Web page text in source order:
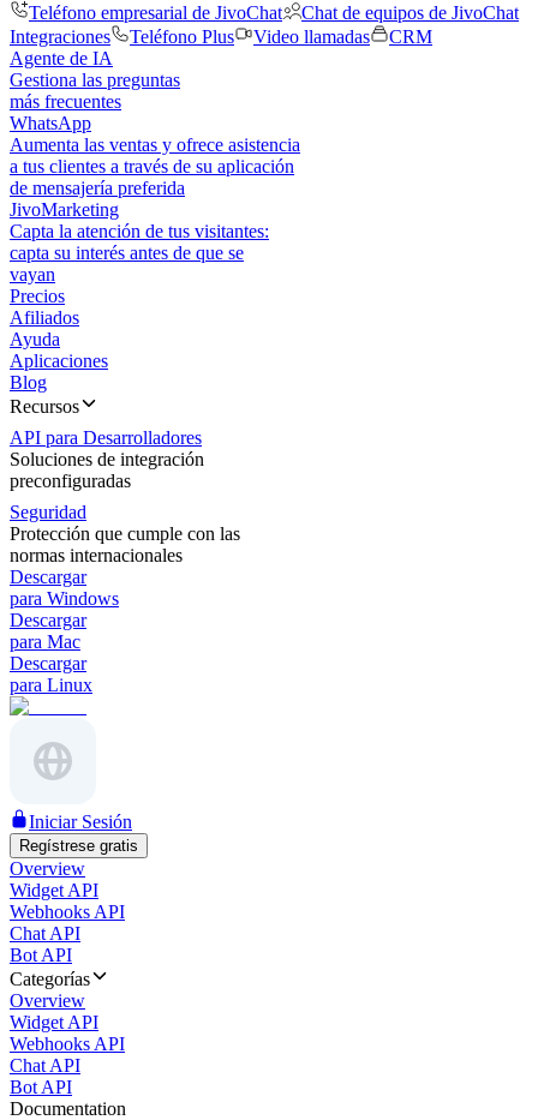
Teléfono empresarial de JivoChat
Chat de equipos de JivoChat
Integraciones
Teléfono Plus Video llamadas
CRM
Agente de IA
Gestiona las preguntas
más frecuentes
WhatsApp
Aumenta las ventas y ofrece asistencia
a tus clientes a través de su aplicación
de mensajería preferida
JivoMarketing
Capta la atención de tus visitantes:
capta su interés antes de que se
vayan
Precios
Afiliados
Ayuda
Aplicaciones
Blog
Recursos
API para Desarrolladores
Soluciones de integración
preconfiguradas
Seguridad
Protección que cumple con las
normas internacionales
Descargar
para Windows
Descargar
para Mac
Descargar
para Linux
Iniciar Sesión
Regístrese gratis
Overview
Widget API
Webhooks API
Chat API
Bot API
Categorías
Overview
Widget API
Webhooks API
Chat API
Bot API
Documentation